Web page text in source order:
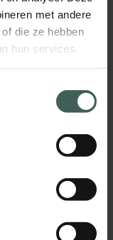
met andere
die ze hebben
hun services.
dan